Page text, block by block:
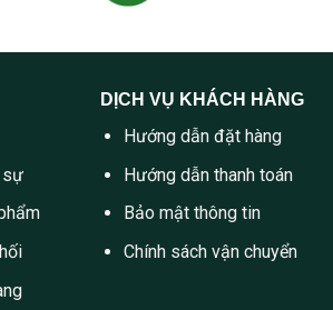
sự
DỊCH VỤ KHÁCH HÀNG
Hướng dẫn đặt hàng
Hướng dẫn thanh toán
Bảo mật thông tin
Chính sách vận chuyển